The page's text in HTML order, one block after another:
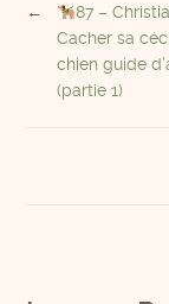
←
87 –
Cacher sa
chien guide
(partie 1)